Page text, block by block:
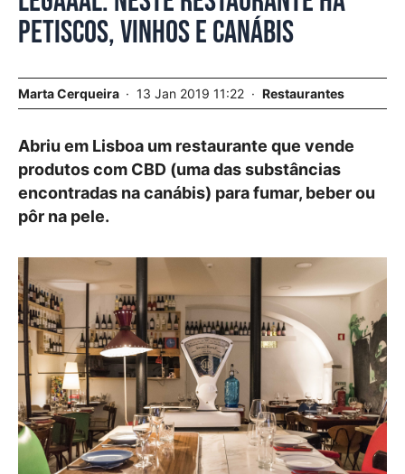
petiscos, vinhos e canábis
Marta Cerqueira 13 Jan 2019 11:22 Restaurantes
Abriu em Lisboa um restaurante que vende
produtos com CBD (uma das substâncias
encontradas na canábis) para fumar, beber ou
pôr na pele.